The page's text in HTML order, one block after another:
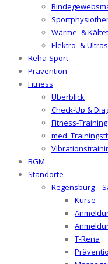
Wärme- &
Elektro- &
Reha-Sport
Prävention
Fitness
Überblick
Check-Up &
Fitness-Training
med.
BGM
Standorte
Regensburg –
Kurse
T-Rena